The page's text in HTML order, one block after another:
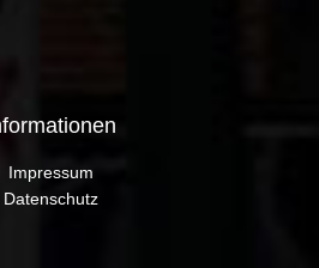
Impressum
Datenschutz